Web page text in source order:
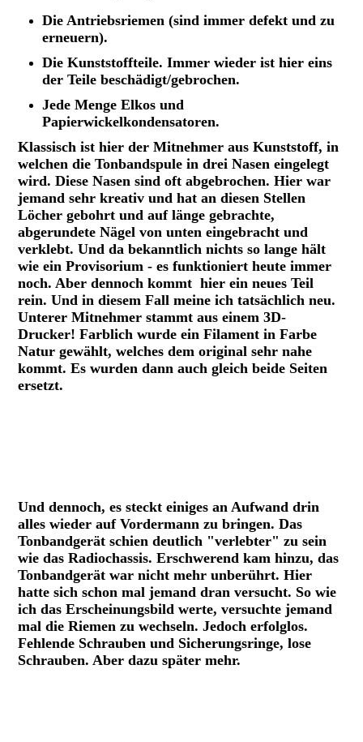
Die Antriebsriemen (sind immer defekt und zu
erneuern).
Die Kunststoffteile. Immer wieder ist hier eins
der Teile beschädigt/gebrochen.
Jede Menge Elkos und
Papierwickelkondensatoren.
Klassisch ist hier der Mitnehmer aus Kunststoff, in
welchen die Tonbandspule in drei Nasen eingelegt
wird. Diese Nasen sind oft abgebrochen. Hier war
jemand sehr kreativ und hat an diesen Stellen
Löcher gebohrt und auf länge gebrachte,
abgerundete Nägel von unten eingebracht und
verklebt. Und da bekanntlich nichts so lange hält
wie ein Provisorium - es funktioniert heute immer
noch. Aber dennoch kommt hier ein neues Teil
rein. Und in diesem Fall meine ich tatsächlich neu.
Unterer Mitnehmer stammt aus einem 3D-
Drucker! Farblich wurde ein Filament in Farbe
Natur gewählt, welches dem original sehr nahe
kommt. Es wurden dann auch gleich beide Seiten
ersetzt.
Und dennoch, es steckt einiges an Aufwand drin
alles wieder auf Vordermann zu bringen. Das
Tonbandgerät schien deutlich "verlebter" zu sein
wie das Radiochassis. Erschwerend kam hinzu, das
Tonbandgerät war nicht mehr unberührt. Hier
hatte sich schon mal jemand dran versucht. So wie
ich das Erscheinungsbild werte, versuchte jemand
mal die Riemen zu wechseln. Jedoch erfolglos.
Fehlende Schrauben und Sicherungsringe, lose
Schrauben. Aber dazu später mehr.